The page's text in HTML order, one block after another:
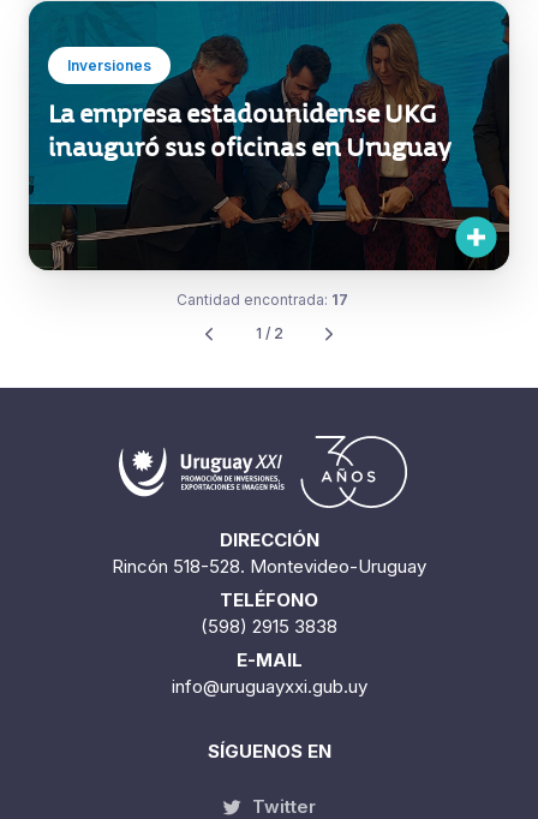
La empresa estadounidense UKG
inauguró sus oficinas en Uruguay
Cantidad encontrada:17
DIRECCIÓN
Rincón 518-528. Montevideo-Uruguay
TELÉFONO
(598) 2915 3838
E-MAIL
info@uruguayxxi.gub.uy
SÍGUENOS EN
Twitter